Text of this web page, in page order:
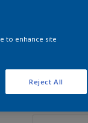
500 ML
to enhance site
Reject All